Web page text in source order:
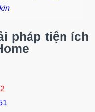
pháp tiện ích